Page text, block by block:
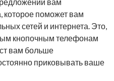
которое поможет вам
сетей и интернета. Это,
кнопочным телефонам
вам больше
приковывать ваше